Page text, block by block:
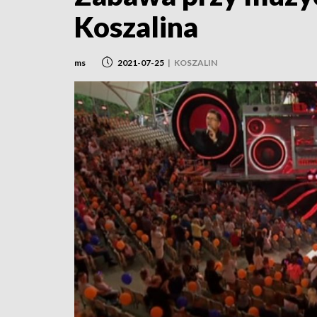
Koszalina
ms 2021-07-25 | KOSZALIN